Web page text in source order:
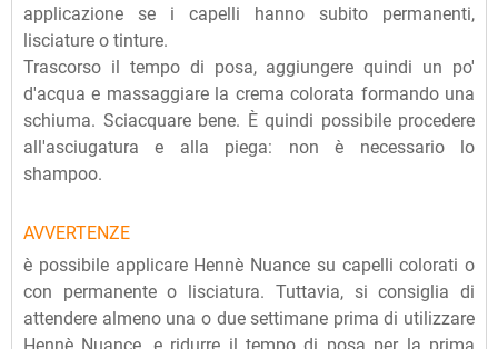
applicazione se i capelli hanno subito permanenti,
lisciature o tinture.
Trascorso il tempo di posa, aggiungere quindi un po'
d'acqua e massaggiare la crema colorata formando una
schiuma. Sciacquare bene. È quindi possibile procedere
all'asciugatura e alla piega: non è necessario lo
shampoo.
AVVERTENZE
è possibile applicare Hennè Nuance su capelli colorati o
con permanente o lisciatura. Tuttavia, si consiglia di
attendere almeno una o due settimane prima di utilizzare